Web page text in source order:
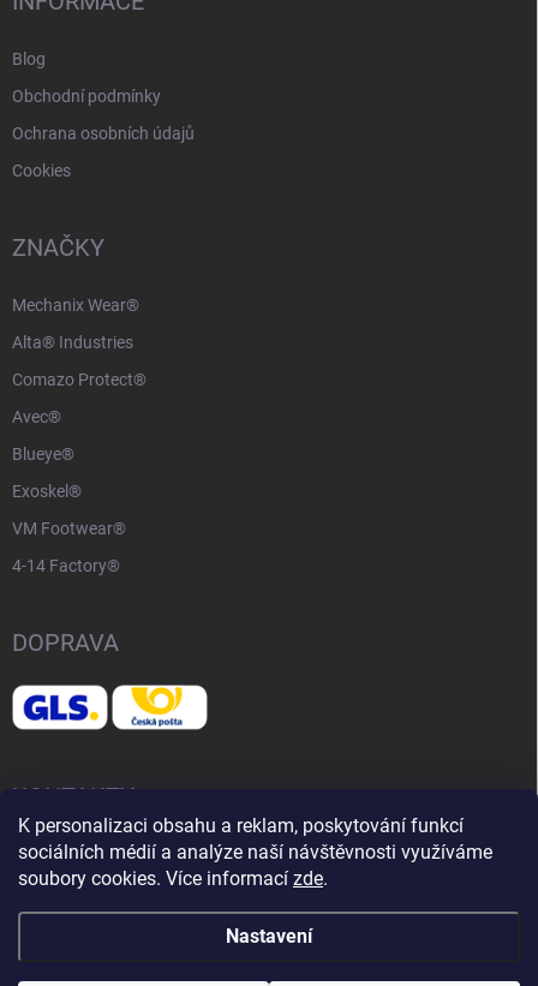
K personalizaci obsahu a reklam, poskytování funkcí
sociálních médií a analýze naší návštěvnosti využíváme
soubory cookies. Více informací zde.
Nastavení
Blog
Obchodní podmínky
Ochrana osobních údajů
Cookies
ZNAČKY
Mechanix Wear®
Alta® Industries
Comazo Protect®
Avec®
Blueye®
Exoskel®
VM Footwear®
4-14 Factory®
DOPRAVA
KONTAKTY
📧info@adventurelife.cz